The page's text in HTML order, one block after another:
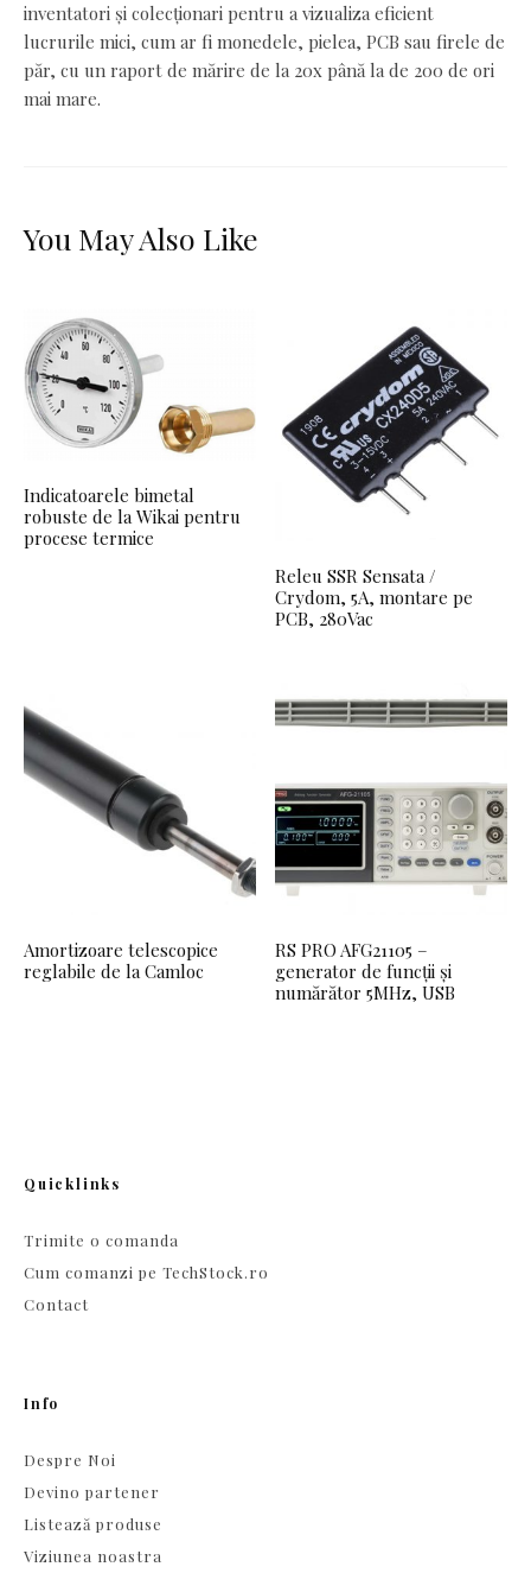
inventatori și colecționari pentru a vizualiza eficient
lucrurile mici, cum ar fi monedele, pielea, PCB sau firele de
păr, cu un raport de mărire de la 20x până la de 200 de ori
mai mare.
You May Also Like
Indicatoarele bimetal
robuste de la Wikai pentru
procese termice
Releu SSR Sensata /
Crydom, 5A, montare pe
PCB, 280Vac
Amortizoare telescopice
reglabile de la Camloc
RS PRO AFG21105 –
generator de funcții și
numărător 5MHz, USB
Quicklinks
Trimite o comanda
Cum comanzi pe TechStock.ro
Contact
Info
Despre Noi
Devino partener
Listează produse
Viziunea noastra